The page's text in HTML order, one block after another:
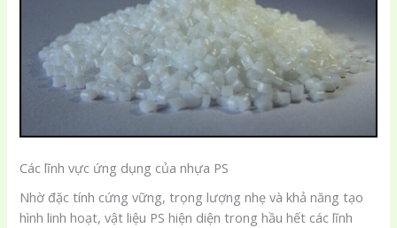
Các lĩnh vực ứng dụng của nhựa PS
Nhờ đặc tính cứng vững, trọng lượng nhẹ và khả năng tạo
hình linh hoạt, vật liệu PS hiện diện trong hầu hết các lĩnh